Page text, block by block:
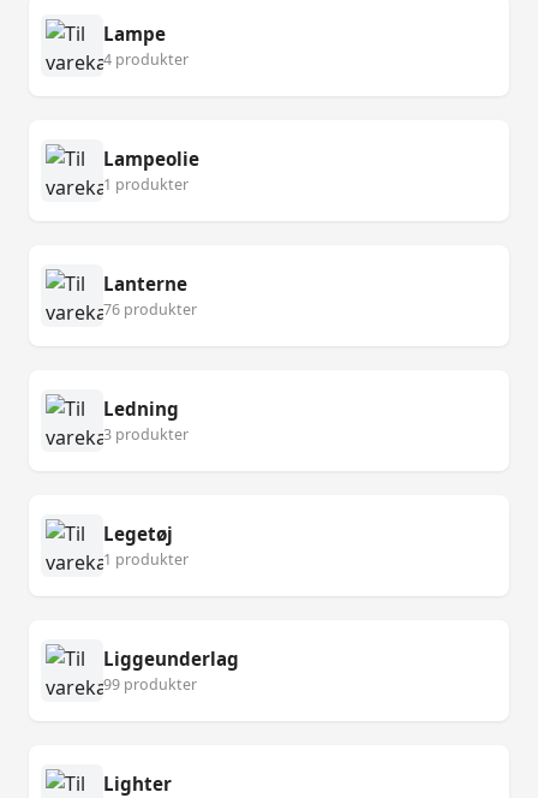
Lampe
4 produkter
Lampeolie
1 produkter
Lanterne
76 produkter
Ledning
3 produkter
Legetøj
1 produkter
Liggeunderlag
99 produkter
Lighter